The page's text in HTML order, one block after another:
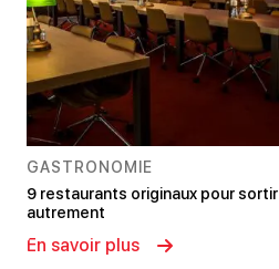
GASTRONOMIE
9 restaurants originaux pour sortir
autrement
En savoir plus